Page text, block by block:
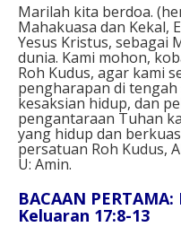
Marilah kita berdoa.
Mahakuasa dan Kekal,
Yesus Kristus, sebagai
dunia. Kami mohon,
Roh Kudus, agar kami
pengharapan di tengah
kesaksian hidup, dan
pengantaraan Tuhan
yang hidup dan
persatuan Roh Kudus,
U: Amin.
BACAAN
Keluaran 17:8-13